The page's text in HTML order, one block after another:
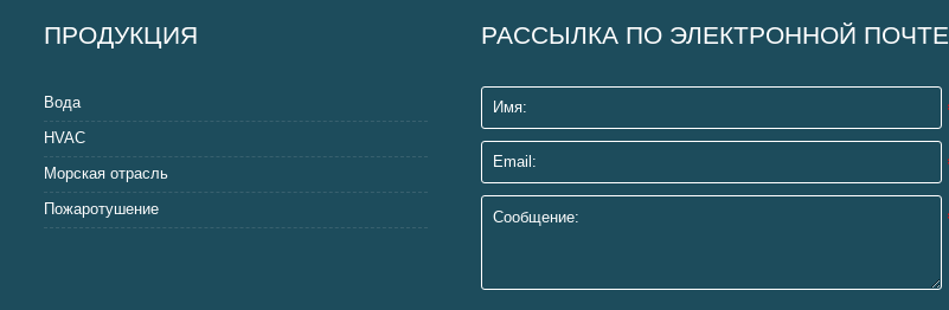
ПРОДУКЦИЯ
Вода
HVAC
Морская отрасль
Пожаротушение
РАССЫЛКА ПО ЭЛЕКТРОННОЙ ПОЧТЕ